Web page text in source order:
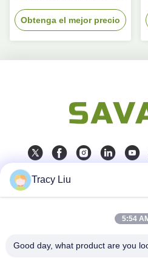
de alta potencia
Obtenga el mejor precio
Contacto rápido
distrito de Baiyun,
Tracy Liu
5:54
Good day, what product are you